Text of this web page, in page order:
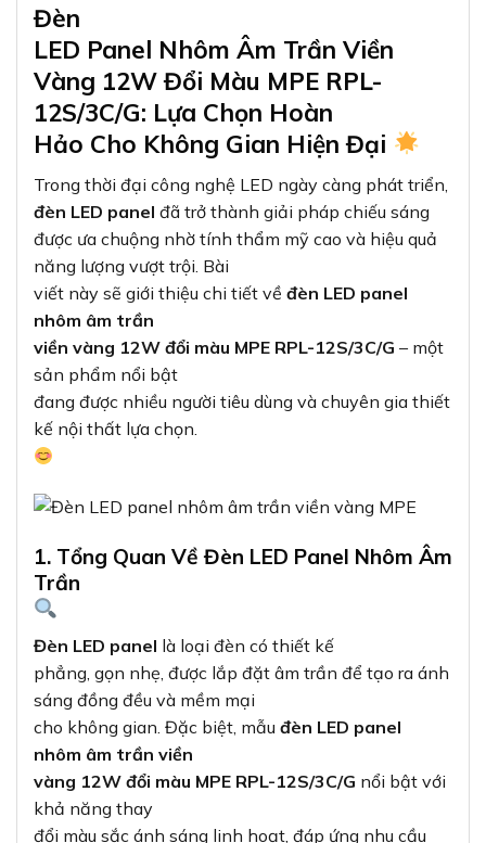
Đèn
LED Panel Nhôm Âm Trần Viền
Vàng 12W Đổi Màu MPE RPL-
12S/3C/G: Lựa Chọn Hoàn
Hảo Cho Không Gian Hiện Đại
Trong thời đại công nghệ LED ngày càng phát triển,
đèn LED panel đã trở thành giải pháp chiếu sáng
được ưa chuộng nhờ tính thẩm mỹ cao và hiệu quả
năng lượng vượt trội. Bài
viết này sẽ giới thiệu chi tiết về đèn LED panel
nhôm âm trần
viền vàng 12W đổi màu MPE RPL-12S/3C/G – một
sản phẩm nổi bật
đang được nhiều người tiêu dùng và chuyên gia thiết
kế nội thất lựa chọn.
1. Tổng Quan Về Đèn LED Panel Nhôm Âm
Trần
Đèn LED panel là loại đèn có thiết kế
phẳng, gọn nhẹ, được lắp đặt âm trần để tạo ra ánh
sáng đồng đều và mềm mại
cho không gian. Đặc biệt, mẫu đèn LED panel
nhôm âm trần viền
vàng 12W đổi màu MPE RPL-12S/3C/G nổi bật với
khả năng thay
đổi màu sắc ánh sáng linh hoạt, đáp ứng nhu cầu